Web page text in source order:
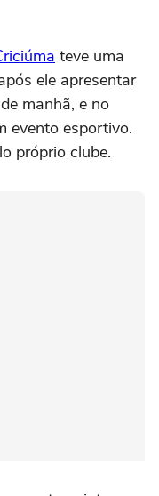
teve uma
ele apresentar
manhã, e no
evento esportivo.
próprio clube.